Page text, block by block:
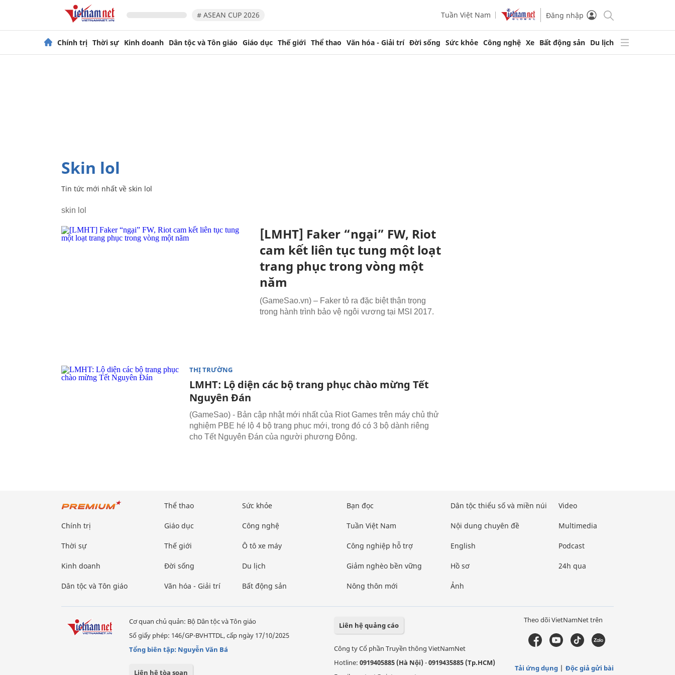
# ASEAN CUP 2026 Tuần Việt Nam Đăng nhập
Chính trị Thời sự Kinh doanh Dân tộc và Tôn giáo Giáo dục Thế giới Thể thao Văn hóa - Giải trí Đời sống Sức khỏe Công nghệ Xe Bất động sản Du lịch
skin lol
Tin tức mới nhất về skin lol
skin lol
[LMHT] Faker “ngại” FW, Riot
cam kết liên tục tung một loạt
trang phục trong vòng một
năm
(GameSao.vn) – Faker tỏ ra đặc biệt thận trọng
trong hành trình bảo vệ ngôi vương tại MSI 2017.
THỊ TRƯỜNG
LMHT: Lộ diện các bộ trang phục chào mừng Tết
Nguyên Đán
(GameSao) - Bản cập nhật mới nhất của Riot Games trên máy chủ thử
nghiệm PBE hé lộ 4 bộ trang phục mới, trong đó có 3 bộ dành riêng
cho Tết Nguyên Đán của người phương Đông.
Chính trị
Thời sự
Kinh doanh
Dân tộc và Tôn giáo
Thể thao
Giáo dục
Thế giới
Đời sống
Văn hóa - Giải trí
Sức khỏe
Công nghệ
Ô tô xe máy
Du lịch
Bất động sản
Bạn đọc
Tuần Việt Nam
Công nghiệp hỗ trợ
Giảm nghèo bền vững
Nông thôn mới
Dân tộc thiểu số và miền núi
Nội dung chuyên đề
English
Hồ sơ
Ảnh
Video
Multimedia
Podcast
24h qua
Cơ quan chủ quản: Bộ Dân tộc và Tôn giáo
Số giấy phép: 146/GP-BVHTTDL, cấp ngày 17/10/2025
Tổng biên tập: Nguyễn Văn Bá
Liên hệ tòa soạn
Liên hệ quảng cáo
Công ty Cổ phần Truyền thông VietNamNet
Hotline: 0919405885 (Hà Nội)-0919435885 (Tp.HCM)
Theo dõi VietNamNet trên
Tải ứng dụng Độc giả gửi bài